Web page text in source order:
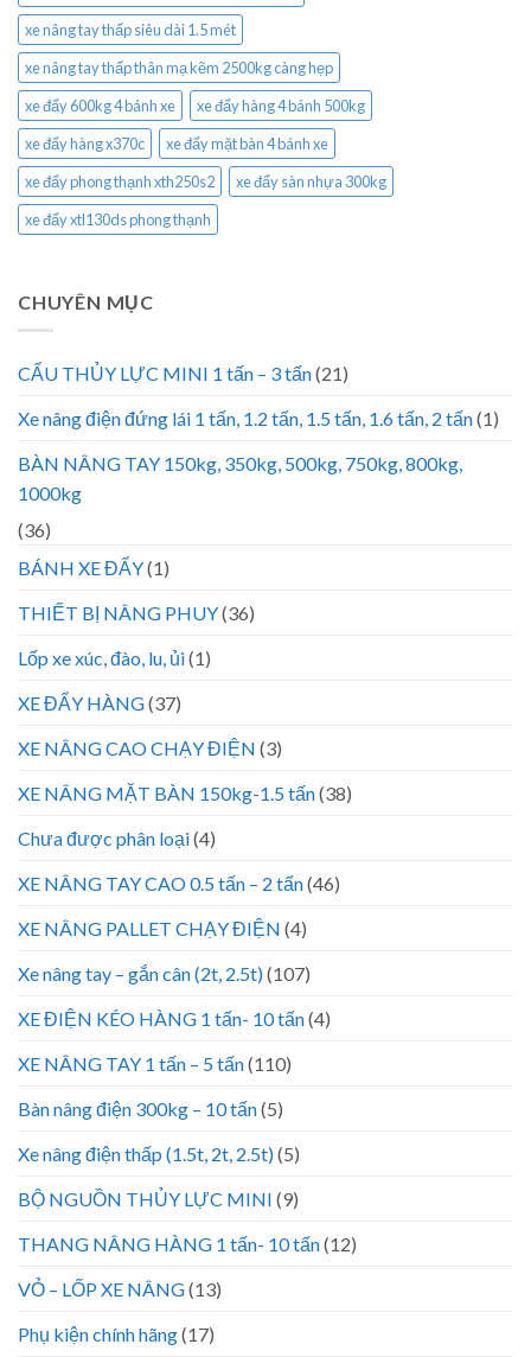
xe nâng tay thấp siêu dài 1.5 mét
xe nâng tay thấp thân mạ kẽm 2500kg càng hẹp
xe đẩy 600kg 4 bánh xe
xe đẩy hàng 4 bánh 500kg
xe đẩy hàng x370c
xe đẩy mặt bàn 4 bánh xe
xe đẩy phong thạnh xth250s2
xe đẩy sàn nhựa 300kg
xe đẩy xtl130ds phong thạnh
CHUYÊN MỤC
CẨU THỦY LỰC MINI 1 tấn – 3 tấn(21)
Xe nâng điện đứng lái 1 tấn, 1.2 tấn, 1.5 tấn, 1.6 tấn, 2 tấn(1)
BÀN NÂNG TAY 150kg, 350kg, 500kg, 750kg, 800kg,
1000kg
(36)
BÁNH XE ĐẨY(1)
THIẾT BỊ NÂNG PHUY(36)
Lốp xe xúc, đào, lu, ủi(1)
XE ĐẨY HÀNG(37)
XE NÂNG CAO CHẠY ĐIỆN (3)
XE NÂNG MẶT BÀN 150kg-1.5 tấn(38)
Chưa được phân loại(4)
XE NÂNG TAY CAO 0.5 tấn – 2 tấn(46)
XE NÂNG PALLET CHẠY ĐIỆN (4)
Xe nâng tay – gắn cân (2t, 2.5t)(107)
XE ĐIỆN KÉO HÀNG 1 tấn- 10 tấn(4)
XE NÂNG TAY 1 tấn – 5 tấn(110)
Bàn nâng điện 300kg – 10 tấn(5)
Xe nâng điện thấp (1.5t, 2t, 2.5t)(5)
BỘ NGUỒN THỦY LỰC MINI (9)
THANG NÂNG HÀNG 1 tấn- 10 tấn(12)
VỎ – LỐP XE NÂNG(13)
Phụ kiện chính hãng(17)